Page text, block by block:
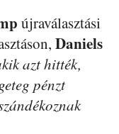
újraválasztási
Daniels
azt hitték,
pénzt